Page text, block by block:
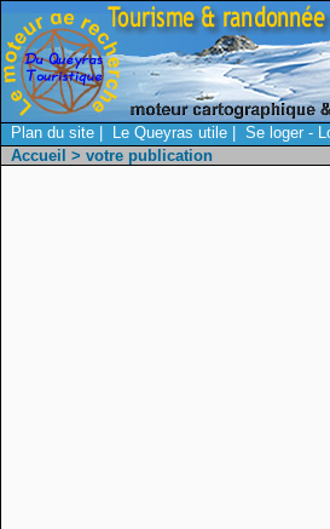
Plan du site| Le Queyras utile| Se loger -
Accueil > votre publication